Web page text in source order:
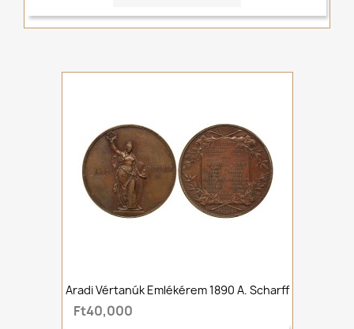
Aradi Vértanúk Emlékérem 1890 A. Scharff
Ft40,000